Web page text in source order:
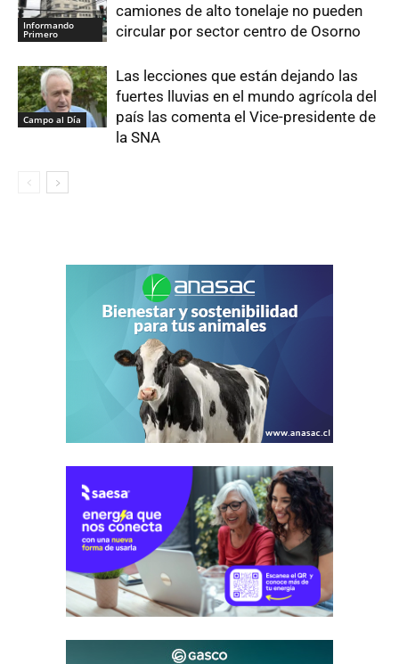
Informando
Primero
camiones de alto tonelaje no pueden
circular por sector centro de Osorno
Campo al Día
Las lecciones que están dejando las
fuertes lluvias en el mundo agrícola del
país las comenta el Vice-presidente de
la SNA